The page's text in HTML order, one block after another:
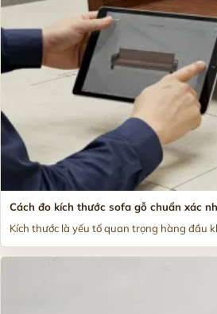
Cách đo kích thước sofa gỗ chuẩn xác
Kích thước là yếu tố quan trọng hàng đầu